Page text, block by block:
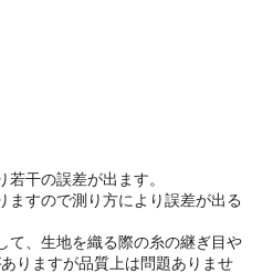
干の誤差が出ます。
ますので測り方により誤差が出る
て、生地を織る際の糸の継ぎ目や
りますが品質上は問題ありませ